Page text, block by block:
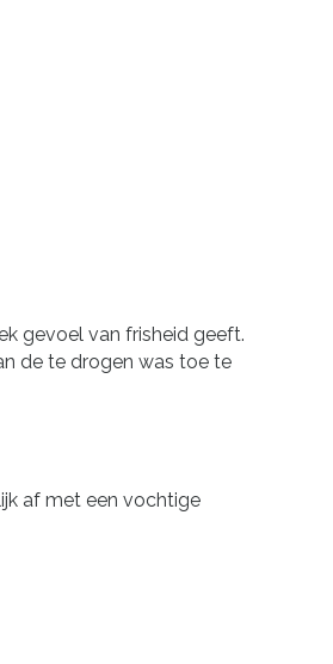
gevoel van frisheid geeft.
de te drogen was toe te
af met een vochtige